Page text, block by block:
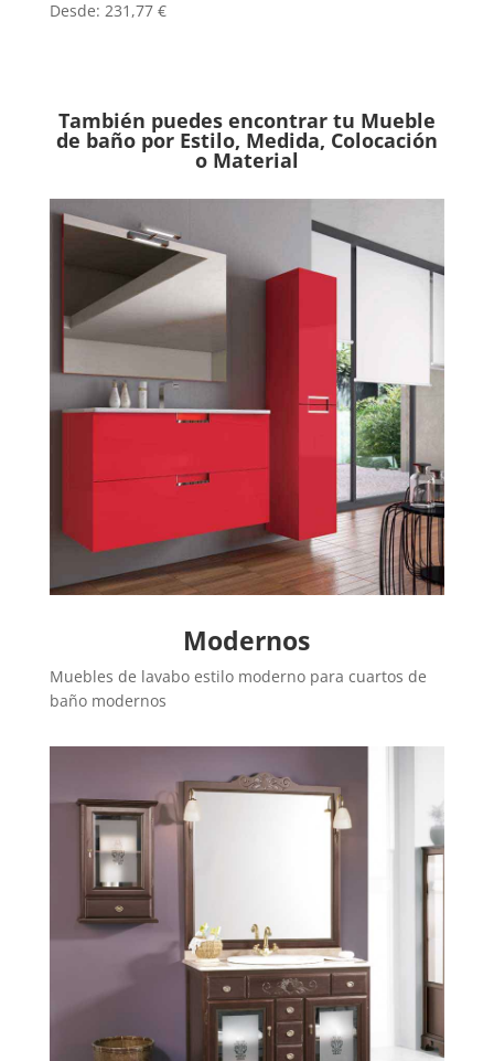
Desde: 231,77 €
También puedes encontrar tu Mueble
de baño por Estilo, Medida, Colocación
o Material
Modernos
Muebles de lavabo estilo moderno para cuartos de
baño modernos